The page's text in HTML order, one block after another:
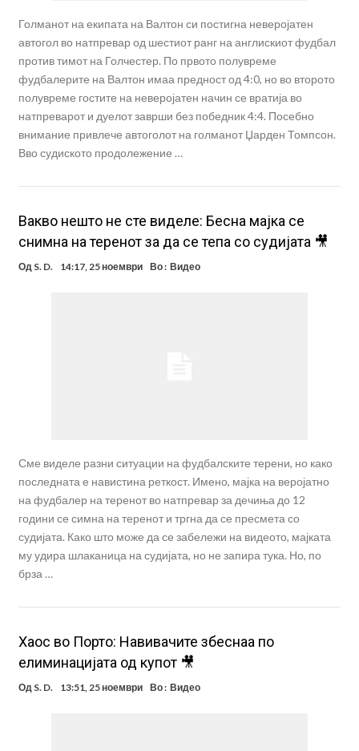
Голманот на екипата на Валтон си постигна неверојатен
автогол во натпревар од шестиот ранг на англискиот фудбал
против тимот на Голчестер. По првото полувреме
фудбалерите на Валтон имаа предност од 4:0, но во второто
полувреме гостите на неверојатен начин се вратија во
натпреварот и дуелот заврши без победник 4:4. Посебно
внимание привлече автоголот на голманот Џарден Томпсон.
Вво судиското продолежение …
Вакво нешто не сте виделе: Бесна мајка се
снимна на теренот за да се тепа со судијата 🎥
Од S. D. 14:17, 25 ноември Во : Видео
Сме виделе разни ситуации на фудбалските терени, но како
последната е навистина реткост. Имено, мајка на веројатно
на фудбалер на теренот во натпревар за дечиња до 12
години се симна на теренот и тргна да се пресмета со
судијата. Како што може да се забележи на видеото, мајката
му удира шлаканица на судијата, но не запира тука. Но, по
брза …
Хаос во Порто: Навивачите збеснаа по
елиминацијата од купот 🎥
Од S. D. 13:51, 25 ноември Во : Видео